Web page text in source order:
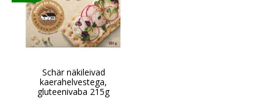
Schär näkileivad
kaerahelvestega,
gluteenivaba 215g